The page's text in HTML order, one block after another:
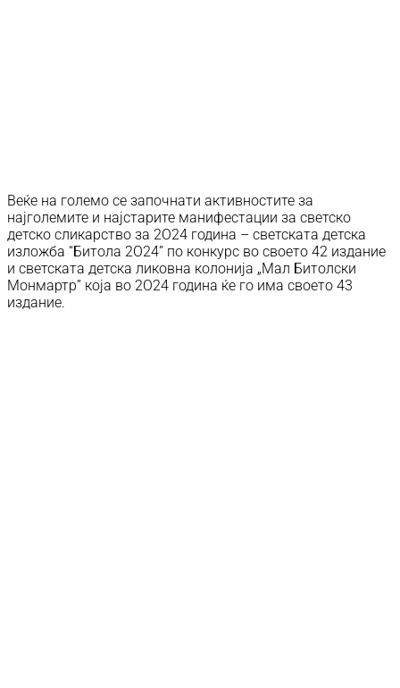
Веќе на големо се започнати активностите за
најголемите и најстарите манифестации за светско
детско сликарство за 2О24 година – светската детска
изложба “Битола 2O24” по конкурс во своето 42 издание
и светската детска ликовна колонија „Мал Битолски
Монмартр” која во 2О24 година ќе го има своето 43
издание.